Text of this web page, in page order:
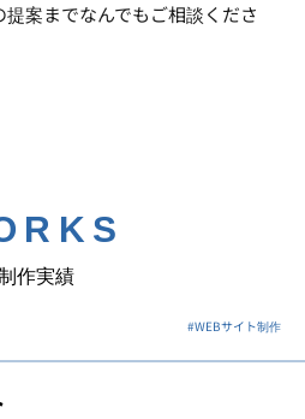
案までなんでもご相談くださ
作実績
#WEBサイト制作